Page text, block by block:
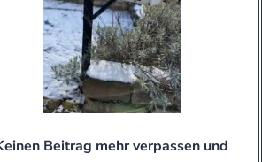
(8)
Beitrag mehr verpassen und